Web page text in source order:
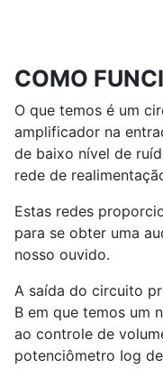
COMO
O que temos é um
amplificador na
de baixo nível de
rede de
Estas redes
para se obter uma
nosso ouvido.
A saída do circuito
B em que temos um
ao controle de
potenciômetro Iog